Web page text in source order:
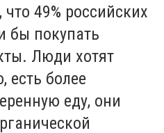
что 49% российских
бы покупать
Люди хотят
есть более
еду, они